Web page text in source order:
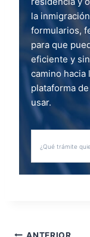
la
formularios,
para que
eficiente y
camino hacia
plataforma
usar.
ANTERIOR